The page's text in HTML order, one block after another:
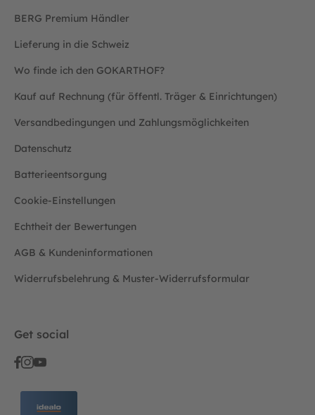
BERG Premium Händler
Lieferung in die Schweiz
Wo finde ich den GOKARTHOF?
Kauf auf Rechnung (für öffentl. Träger & Einrichtungen)
Versandbedingungen und Zahlungsmöglichkeiten
Datenschutz
Batterieentsorgung
Cookie-Einstellungen
Echtheit der Bewertungen
AGB & Kundeninformationen
Widerrufsbelehrung & Muster-Widerrufsformular
Get social